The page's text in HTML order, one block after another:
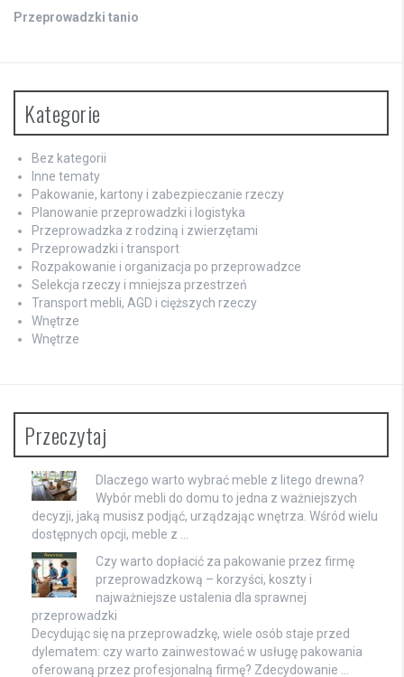
Przeprowadzki tanio
Kategorie
Bez kategorii
Inne tematy
Pakowanie, kartony i zabezpieczanie rzeczy
Planowanie przeprowadzki i logistyka
Przeprowadzka z rodziną i zwierzętami
Przeprowadzki i transport
Rozpakowanie i organizacja po przeprowadzce
Selekcja rzeczy i mniejsza przestrzeń
Transport mebli, AGD i cięższych rzeczy
Wnętrze
Wnętrze
Przeczytaj
Dlaczego warto wybrać meble z litego drewna?
Wybór mebli do domu to jedna z ważniejszych
decyzji, jaką musisz podjąć, urządzając wnętrza. Wśród wielu
dostępnych opcji, meble z …
Czy warto dopłacić za pakowanie przez firmę
przeprowadzkową – korzyści, koszty i
najważniejsze ustalenia dla sprawnej
przeprowadzki
Decydując się na przeprowadzkę, wiele osób staje przed
dylematem: czy warto zainwestować w usługę pakowania
oferowaną przez profesjonalną firmę? Zdecydowanie …